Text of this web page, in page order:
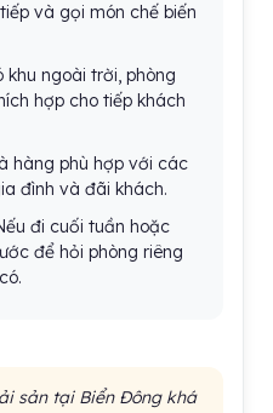
và gọi món chế biến
khu ngoài trời, phòng
hợp cho tiếp khách
hàng phù hợp với các
đình và đãi khách.
đi cuối tuần hoặc
để hỏi phòng riêng
sản tại Biển Đông khá